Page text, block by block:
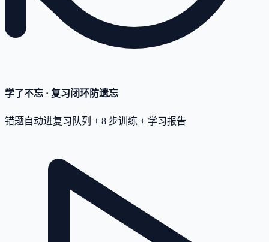
学了不忘 · 复习闭环防遗忘
错题自动进复习队列 + 8 步训练 + 学习报告